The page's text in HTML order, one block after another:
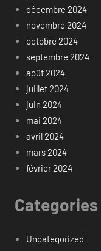
décembre 2024
novembre 2024
octobre 2024
septembre 2024
août 2024
juillet 2024
juin 2024
mai 2024
avril 2024
mars 2024
février 2024
Categories
Uncategorized